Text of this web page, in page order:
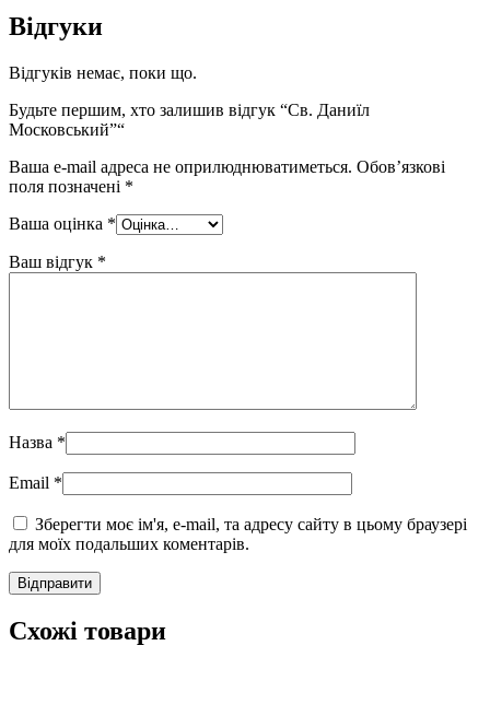
Відгуки
Відгуків немає, поки що.
Будьте першим, хто залишив відгук “Св. Даниїл
Московський”“
Ваша e-mail адреса не оприлюднюватиметься. Обов’язкові
поля позначені *
Ваша оцінка *
Ваш відгук *
Назва *
Email *
Зберегти моє ім'я, e-mail, та адресу сайту в цьому браузері
для моїх подальших коментарів.
Схожі товари